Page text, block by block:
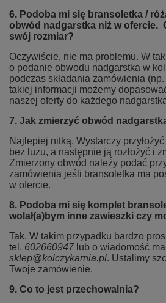
6. Podoba mi się bransoletka /
obwód nadgarstka niż w ofercie.
swój rozmiar?
Oczywiście, nie ma problemu. W
o podanie obwodu nadgarstka w
podczas składania zamówienia
takiej informacji możemy
naszej oferty do każdego
7. Jak zmierzyć obwód
Najlepiej nitką. Wystarczy
bez luzu, a następnie ją rozłożyć i
Zmierzony obwód należy podać
zamówienia jeśli bransoletka ma
w ofercie.
8. Podoba mi się komplet
wolał(a)bym inne zawieszki czy
Tak. W takim przypadku bardzo
tel. 602660947lub o wiadomość
sklep@kolczykarnia.pl. Ustalimy
Twoje zamówienie.
9. Co to jest przechowalnia?